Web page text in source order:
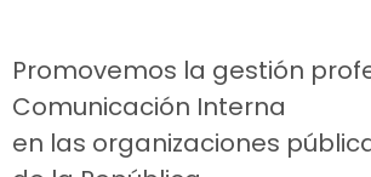
Promovemos la gestión
Comunicación Interna
en las organizaciones